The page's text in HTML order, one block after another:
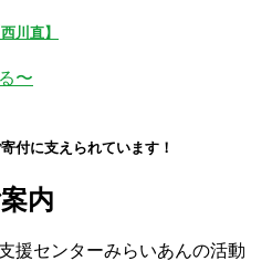
川直】
〜
付に支えられています！
内
援センターみらいあんの活動